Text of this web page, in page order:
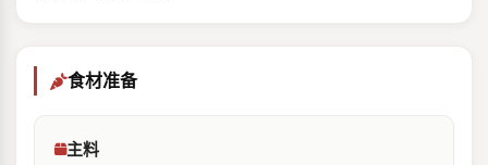
食材准备
主料